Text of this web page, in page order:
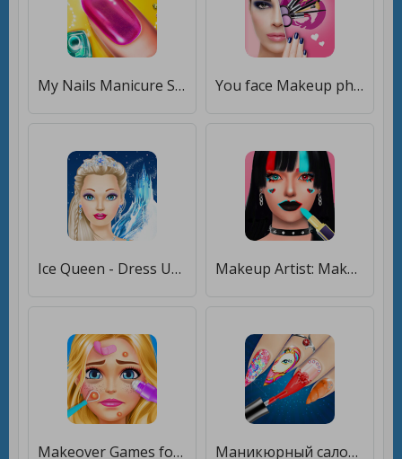
My Nails Manicure Spa Salon [Premium] You face Makeup photo editor [Unlocked]
Ice Queen - Dress Up & Makeup [Полная версия] Makeup Artist: Makeup Games, Fashion Stylist [Много монет]
Makeover Games for Girls: Makeup Artist Salon Day [Много монет] Маникюрный салон nail art - игры для девочек [Мод меню]